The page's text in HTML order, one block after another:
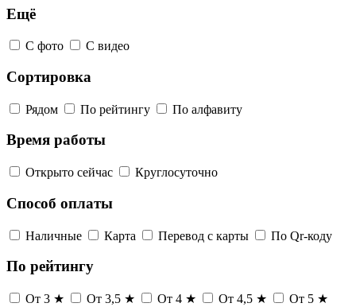
Ещё
С фото С видео
Сортировка
Рядом По рейтингу По алфавиту
Время работы
Открыто сейчас Круглосуточно
Способ оплаты
Наличные Карта Перевод с карты По Qr-коду
По рейтингу
От 3 ★ От 3,5 ★ От 4 ★ От 4,5 ★ От 5 ★